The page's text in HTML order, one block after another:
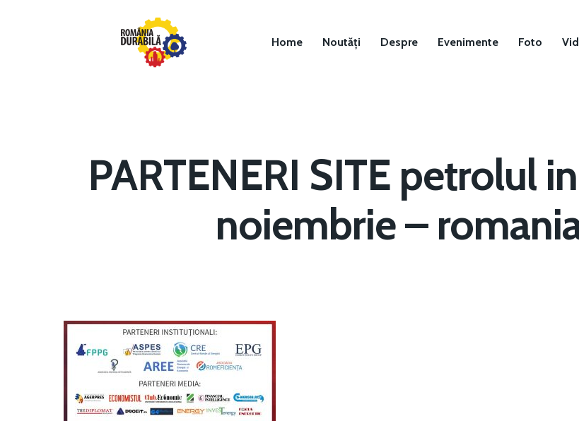
Hit enter to search or ESC to close
Home Noutăți Despre Evenimente Foto
PARTENERI SITE petrolul
noiembrie –